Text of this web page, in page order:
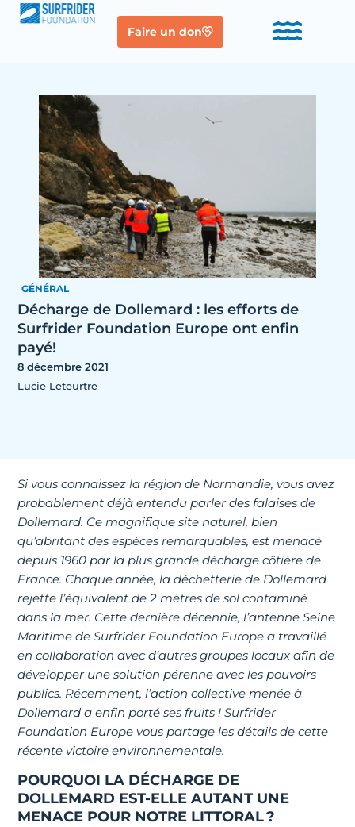
Faire un don
GÉNÉRAL
Décharge de Dollemard : les efforts de
Surfrider Foundation Europe ont enfin
payé!
8 décembre 2021
Lucie Leteurtre
Si vous connaissez la région de Normandie, vous avez
probablement déjà entendu parler des falaises de
Dollemard. Ce magnifique site naturel, bien
qu’abritant des espèces remarquables, est menacé
depuis 1960 par la plus grande décharge côtière de
France. Chaque année, la déchetterie de Dollemard
rejette l’équivalent de 2 mètres de sol contaminé
dans la mer. Cette dernière décennie, l’antenne Seine
Maritime de Surfrider Foundation Europe a travaillé
en collaboration avec d’autres groupes locaux afin de
développer une solution pérenne avec les pouvoirs
publics. Récemment, l’action collective menée à
Dollemard a enfin porté ses fruits ! Surfrider
Foundation Europe vous partage les détails de cette
récente victoire environnementale.
POURQUOI LA DÉCHARGE DE
DOLLEMARD EST-ELLE AUTANT UNE
MENACE POUR NOTRE LITTORAL ?